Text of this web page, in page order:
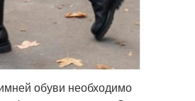
обуви необходимо